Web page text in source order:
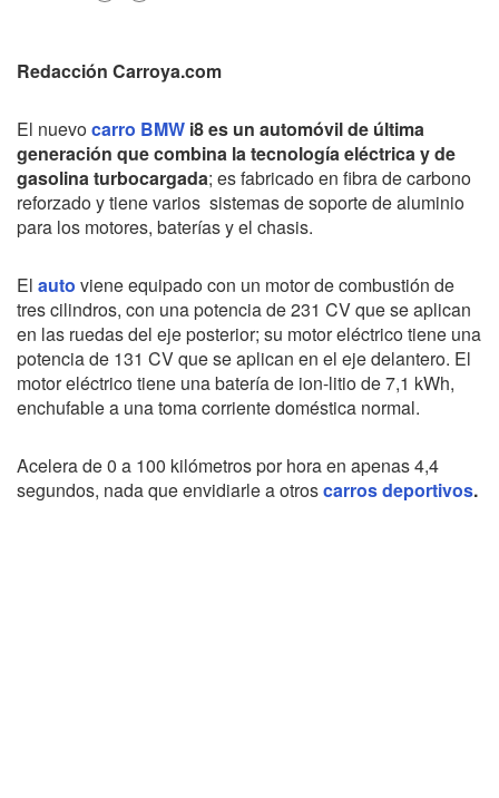
Redacción Carroya.com
El nuevocarro BMW i8 es un automóvil de última
generación que combina la tecnología eléctrica y de
gasolina turbocargada; es fabricado en fibra de carbono
reforzado y tiene varios sistemas de soporte de aluminio
para los motores, baterías y el chasis.
El auto viene equipado con un motor de combustión de
tres cilindros, con una potencia de 231 CV que se aplican
en las ruedas del eje posterior; su motor eléctrico tiene una
potencia de 131 CV que se aplican en el eje delantero. El
motor eléctrico tiene una batería de ion-litio de 7,1 kWh,
enchufable a una toma corriente doméstica normal.
Acelera de 0 a 100 kilómetros por hora en apenas 4,4
segundos, nada que envidiarle a otroscarros deportivos.